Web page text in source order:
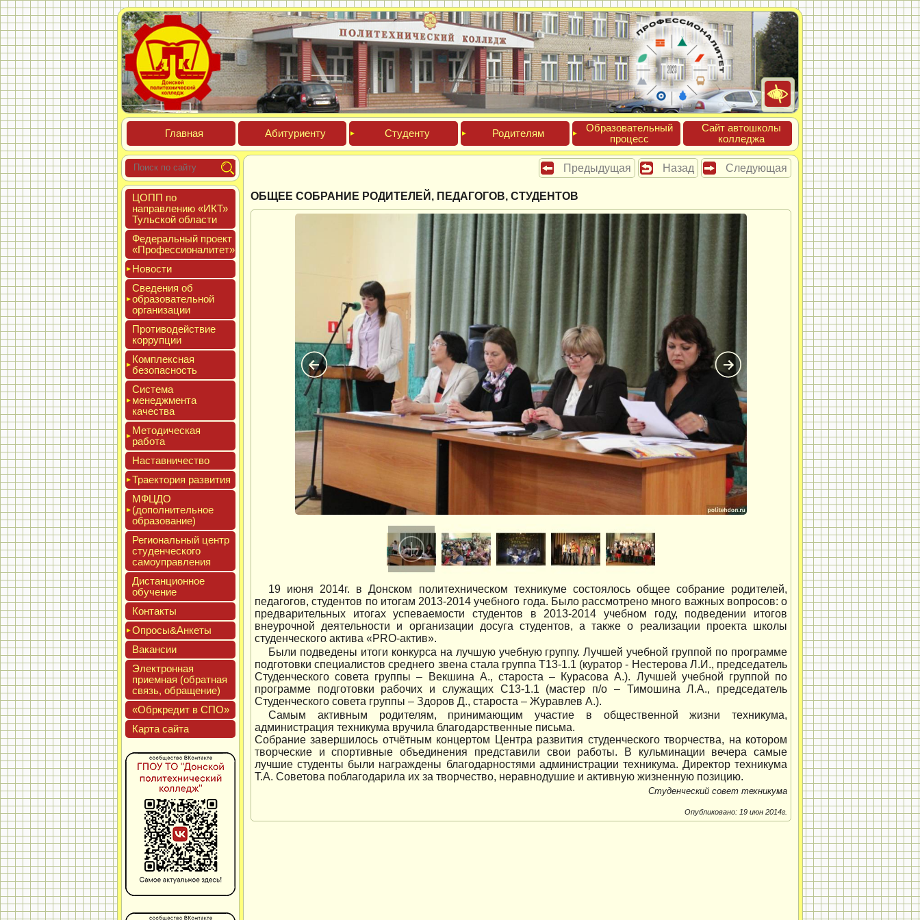
Глав­ная Аби­тури­ен­ту Сту­ден­ту Роди­телям
Обра­зова­тель­ный
про­цесс
Сайт ав­тошко­лы
кол­леджа
ЦОПП по
нап­равле­нию «ИКТ»
Туль­ской об­ласти
Феде­раль­ный про­ект
«Про­фес­си­она­литет»
Новос­ти
Све­дения об
об­ра­зова­тель­ной
ор­га­низа­ции
Про­тиво­дей­ствие
кор­рупции
Ком­плексная
бе­зопас­ность
Сис­те­ма
ме­нед­жмен­та
ка­чес­тва
Мето­дичес­кая
ра­бота
Нас­тавни­чес­тво
Тра­ек­то­рия раз­ви­тия
МФЦДО
(до­пол­ни­тель­ное
об­ра­зова­ние)
Реги­ональ­ный центр
сту­ден­ческо­го
са­мо­уп­равле­ния
Дис­танци­он­ное
обу­чение
Кон­такты
Опро­сы&Анке­ты
Вакан­сии
Элек­трон­ная
при­ем­ная (об­ратная
связь, об­ра­щение)
«Обркре­дит в СПО»
Кар­та сай­та
Предыдущая Назад Следующая
ОБЩЕЕ СОБРАНИЕ РОДИТЕЛЕЙ, ПЕДАГОГОВ, СТУДЕНТОВ
19 июня 2014г. в Донском политехническом техникуме состоялось общее собрание родителей,
педагогов, студентов по итогам 2013-2014 учебного года. Было рассмотрено много важных вопросов: о
предварительных итогах успеваемости студентов в 2013-2014 учебном году, подведении итогов
внеурочной деятельности и организации досуга студентов, а также о реализации проекта школы
студенческого актива «PRO-актив».
Были подведены итоги конкурса на лучшую учебную группу. Лучшей учебной группой по программе
подготовки специалистов среднего звена стала группа Т13-1.1 (куратор - Нестерова Л.И., председатель
Студенческого совета группы – Векшина А., староста – Курасова А.). Лучшей учебной группой по
программе подготовки рабочих и служащих С13-1.1 (мастер п/о – Тимошина Л.А., председатель
Студенческого совета группы – Здоров Д., староста – Журавлев А.).
Самым активным родителям, принимающим участие в общественной жизни техникума,
администрация техникума вручила благодарственные письма.
Собрание завершилось отчётным концертом Центра развития студенческого творчества, на котором
творческие и спортивные объединения представили свои работы. В кульминации вечера самые
лучшие студенты были награждены благодарностями администрации техникума. Директор техникума
Т.А. Советова поблагодарила их за творчество, неравнодушие и активную жизненную позицию.
Студенческий совет техникума
Опубликовано: 19 июн 2014г.